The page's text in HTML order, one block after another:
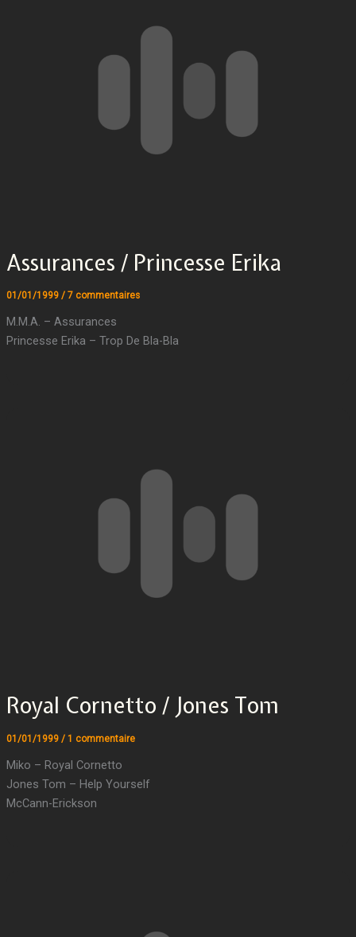
Assurances / Princesse Erika
01/01/1999 / 7 commentaires
M.M.A. – Assurances
Princesse Erika – Trop De Bla-Bla
Royal Cornetto / Jones Tom
01/01/1999 / 1 commentaire
Miko – Royal Cornetto
Jones Tom – Help Yourself
McCann-Erickson